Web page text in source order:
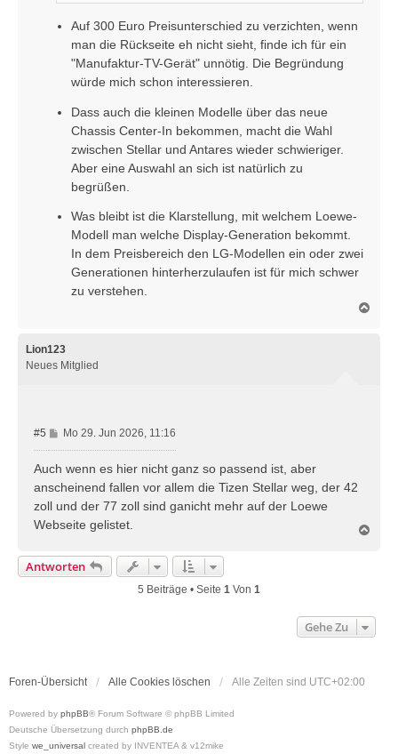
Auf 300 Euro Preisunterschied zu verzichten, wenn
man die Rückseite eh nicht sieht, finde ich für ein
"Manufaktur-TV-Gerät" unnötig. Die Begründung
würde mich schon interessieren.
Dass auch die kleinen Modelle über das neue
Chassis Center-In bekommen, macht die Wahl
zwischen Stellar und Antares wieder schwieriger.
Aber eine Auswahl an sich ist natürlich zu
begrüßen.
Was bleibt ist die Klarstellung, mit welchem Loewe-
Modell man welche Display-Generation bekommt.
In dem Preisbereich den LG-Modellen ein oder zwei
Generationen hinterherzulaufen ist für mich schwer
zu verstehen.
Lion123
Neues Mitglied
#5
B
e
r
a
g
Mo 29. Jun 2026, 11:16
Auch wenn es hier nicht ganz so passend ist, aber
anscheinend fallen vor allem die Tizen Stellar weg, der 42
zoll und der 77 zoll sind ganicht mehr auf der Loewe
Webseite gelistet.
e
Antworten
5 Beiträge • Seite 1 Von 1
Gehe Zu
Foren-Übersicht Alle Cookies löschen Alle Zeiten sind UTC+02:00
Powered by phpBB® Forum Software © phpBB Limited
Deutsche Übersetzung durch phpBB.de
Style we_universal created by INVENTEA & v12mike